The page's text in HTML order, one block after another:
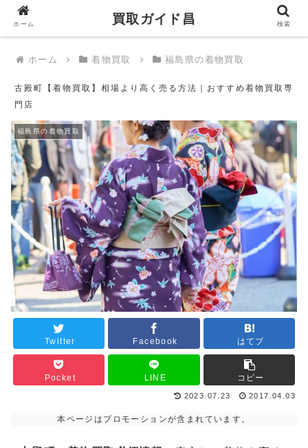
買取ガイド昌
ホーム 着物買取 福島県の着物買取
古殿町【着物買取】相場より高く売る方法｜おすすめ着物買取専
門店
福島県の着物買取
Twitter Facebook はてブ
Pocket LINE コピー
2023.07.23 2017.04.03
本ページはプロモーションが含まれています。
ホーム 買取ガイド昌 検索